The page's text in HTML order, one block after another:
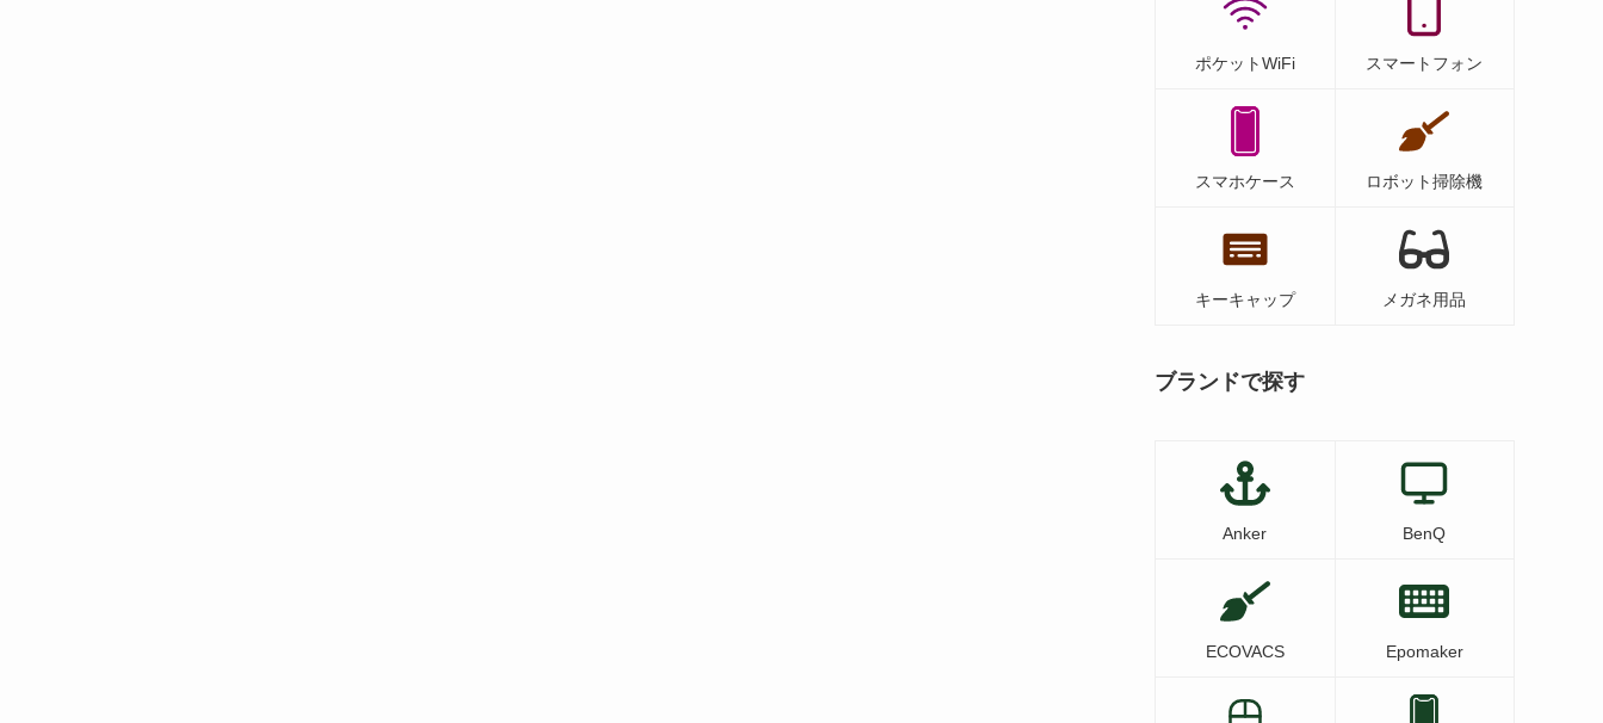
ポケットWiFi スマートフォン
スマホケース ロボット掃除機
キーキャップ メガネ用品
ブランドで探す
Anker BenQ
ECOVACS Epomaker